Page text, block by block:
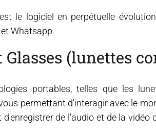
le logiciel en perpétuelle
Whatsapp.
Glasses (lunettes
portables, telles que les
permettant d'interagir avec le
d'enregistrer de l'audio et de la vidéo